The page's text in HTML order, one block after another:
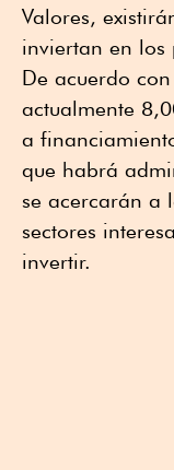
Valores,
inviertan en los
De acuerdo
actualmente
a
que habrá
se acercarán a
sectores
invertir.